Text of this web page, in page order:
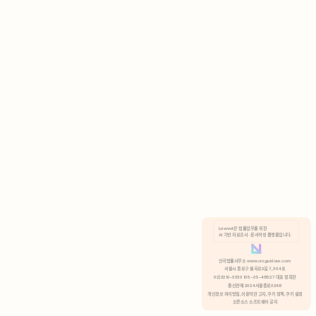
분석 쿠키 허용
Lawvot은 법률업무를 위한
AI 기반 자료조사 · 문서작성 플랫폼입니다.
안국법률사무소 www.anguklaw.com
서울시 종로구 율곡로2길 7, 304호
02)3210-3330 105-05-48527 대표 정희찬
통신판매 2024서울종로0248
개인정보 처리방침, 이용약관 고지, 쿠키 정책, 쿠키 설정
오픈소스 소프트웨어 공지